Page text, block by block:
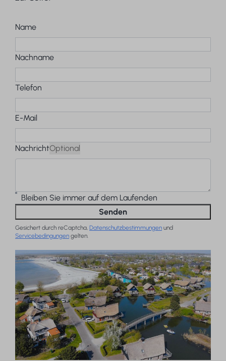
Name
Nachname
Telefon
E-Mail
NachrichtOptional
Bleiben Sie immer auf dem Laufenden
Senden
Gesichert durch reCaptcha, Datenschutzbestimmungen und
Servicebedingungen gelten.